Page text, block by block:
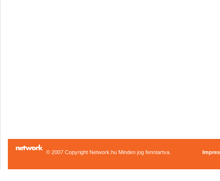
© 2007 Copyright Network.hu Minden jog fenntartva.